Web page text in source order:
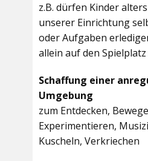
z.B. dürfen Kinder
unserer Einrichtung
oder Aufgaben
allein auf den
Schaffung einer
Umgebung
zum Entdecken,
Experimentieren,
Kuscheln, Verkriechen